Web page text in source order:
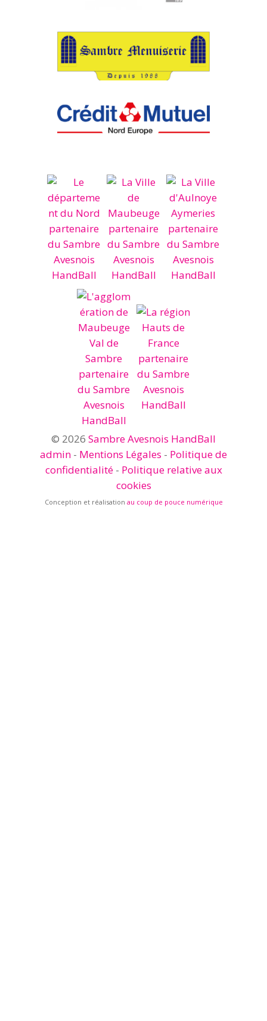
© 2026 Sambre Avesnois HandBall
admin - Mentions Légales - Politique de
confidentialité- Politique relative aux
cookies
Conception et réalisation au coup de pouce numérique